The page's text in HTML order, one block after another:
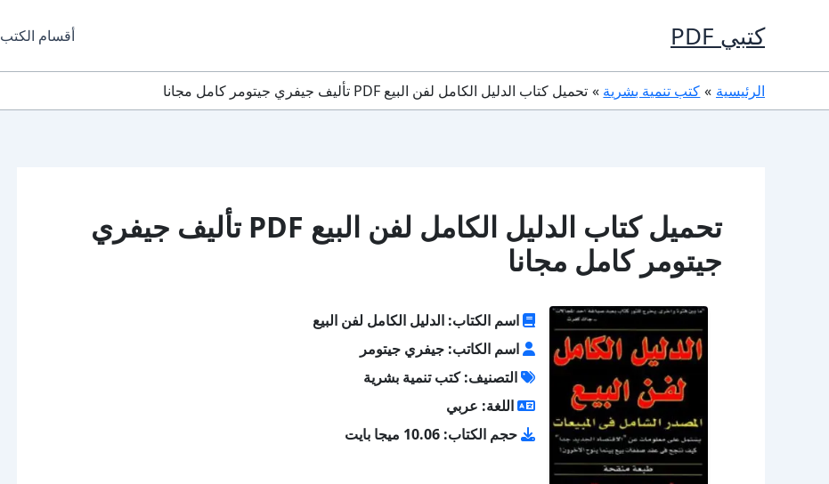
كتبي PDF أقسام الكتب
الرئيسية كتب تنمية بشرية تحميل كتاب الدليل الكامل لفن البيع PDF تأليف جيفري جيتومر كامل مجانا
تحميل كتاب الدليل الكامل لفن البيع PDF تأليف جيفري
جيتومر كامل مجانا
اسم الكتاب: الدليل الكامل لفن البيع
اسم الكاتب: جيفري جيتومر
التصنيف: كتب تنمية بشرية
اللغة: عربي
حجم الكتاب: 10.06 ميجا بايت